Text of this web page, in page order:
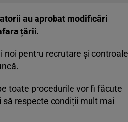
au aprobat modificări
țării.
noi pentru recrutare și controale
toate procedurile vor fi făcute
respecte condiții mult mai